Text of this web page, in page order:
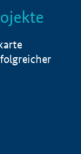
Info